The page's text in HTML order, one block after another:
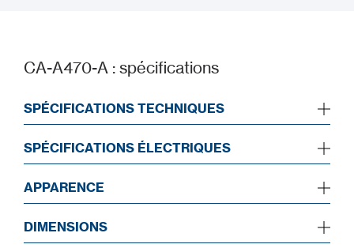
CA-A470-A : spécifications
SPÉCIFICATIONS TECHNIQUES
SPÉCIFICATIONS ÉLECTRIQUES
APPARENCE
DIMENSIONS